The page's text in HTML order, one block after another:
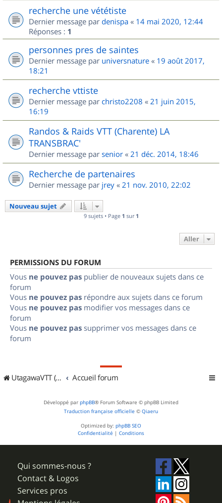
recherche une vététiste
Dernier message par denispa « 14 mai 2020, 12:44
Réponses : 1
personnes pres de saintes
Dernier message par universnature « 19 août 2017,
18:21
recherche vttiste
Dernier message par christo2208 « 21 juin 2015,
16:19
Randos & Raids VTT (Charente) LA
TRANSBRAC'
Dernier message par senior « 21 déc. 2014, 18:46
Recherche de partenaires
Dernier message par jrey « 21 nov. 2010, 22:02
Nouveau sujet
9 sujets • Page 1 sur 1
Aller
PERMISSIONS DU FORUM
Vous ne pouvez pas publier de nouveaux sujets dans ce
forum
Vous ne pouvez pas répondre aux sujets dans ce forum
Vous ne pouvez pas modifier vos messages dans ce
forum
Vous ne pouvez pas supprimer vos messages dans ce
forum
UtagawaVTT (Randos VTT et VTTAE avec traces GPS) Accueil forum
Développé par phpBB® Forum Software © phpBB Limited
Traduction française officielle © Qiaeru
Optimized by: phpBB SEO
Confidentialité | Conditions
Qui sommes-nous ?
Contact & Logos
Services pros